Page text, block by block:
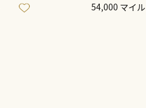
54,000 マイル